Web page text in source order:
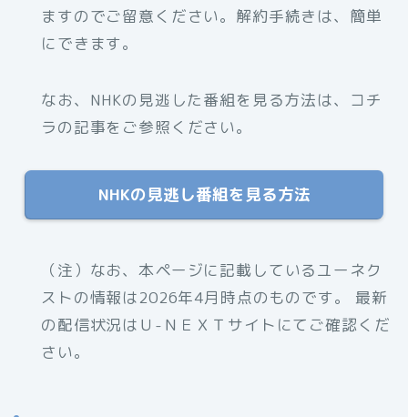
ますのでご留意ください。解約手続きは、簡単
にできます。
なお、NHKの見逃した番組を見る方法は、コチ
ラの記事をご参照ください。
NHKの見逃し番組を見る方法
（注）なお、本ページに記載しているユーネク
ストの情報は2026年4月時点のものです。 最新
の配信状況はＵ-ＮＥＸＴサイトにてご確認くだ
さい。